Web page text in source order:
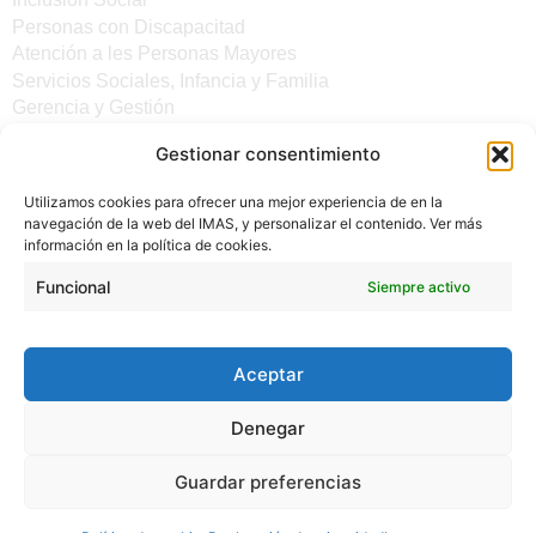
Gestionar consentimiento
Utilizamos cookies para ofrecer una mejor experiencia de en la
navegación de la web del IMAS, y personalizar el contenido. Ver más
información en la política de cookies.
Funcional Siempre activo
Aceptar
Denegar
Guardar preferencias
Personas con Discapacitad
Atención a les Personas Mayores
Servicios Sociales, Infancia y Familia
Gerencia y Gestión
Otros enlaces
Noticias
Sede electrónica del CiM
Protección de Datos